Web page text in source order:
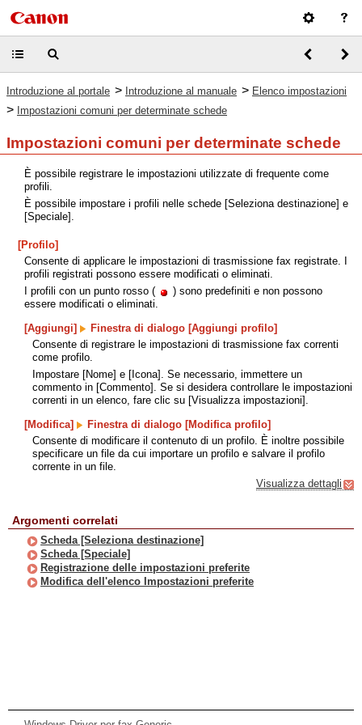
Introduzione al portale > Introduzione al manuale > Elenco impostazioni
> Impostazioni comuni per determinate schede
Impostazioni comuni per determinate schede
È possibile registrare le impostazioni utilizzate di frequente come
profili.
È possibile impostare i profili nelle schede [Seleziona destinazione] e
[Speciale].
[Profilo]
Consente di applicare le impostazioni di trasmissione fax registrate. I
profili registrati possono essere modificati o eliminati.
I profili con un punto rosso (
) sono predefiniti e non possono
essere modificati o eliminati.
[Aggiungi]
Finestra di dialogo [Aggiungi profilo]
Consente di registrare le impostazioni di trasmissione fax correnti
come profilo.
Impostare [Nome] e [Icona]. Se necessario, immettere un
commento in [Commento]. Se si desidera controllare le impostazioni
correnti in un elenco, fare clic su [Visualizza impostazioni].
[Modifica]
Finestra di dialogo [Modifica profilo]
Consente di modificare il contenuto di un profilo. È inoltre possibile
specificare un file da cui importare un profilo e salvare il profilo
corrente in un file.
Visualizza dettagli
Argomenti correlati
Scheda [Seleziona destinazione]
Scheda [Speciale]
Registrazione delle impostazioni preferite
Modifica dell'elenco Impostazioni preferite